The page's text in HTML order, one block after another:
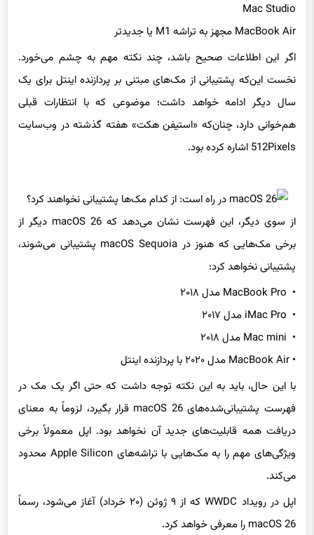
Mac Studio
MacBook Air مجهز به تراشه M1 یا جدیدتر
اگر این اطلاعات صحیح باشد، چند نکته مهم به چشم می‌خورد.
نخست این‌که پشتیبانی از مک‌های مبتنی بر پردازنده اینتل برای یک
سال دیگر ادامه خواهد داشت؛ موضوعی که با انتظارات قبلی
هم‌خوانی دارد، چنان‌که «استیفن هکت» هفته گذشته در وب‌سایت
512Pixels اشاره کرده بود.
از سوی دیگر، این فهرست نشان می‌دهد که macOS 26 دیگر از
برخی مک‌هایی که هنوز در macOS Sequoia پشتیبانی می‌شوند،
پشتیبانی نخواهد کرد:
• MacBook Pro مدل ۲۰۱۸
• iMac Pro مدل ۲۰۱۷
• Mac mini مدل ۲۰۱۸
• MacBook Air مدل ۲۰۲۰ با پردازنده اینتل
با این حال، باید به این نکته توجه داشت که حتی اگر یک مک در
فهرست پشتیبانی‌شده‌های macOS 26 قرار بگیرد، لزوماً به معنای
دریافت همه قابلیت‌های جدید آن نخواهد بود. اپل معمولاً برخی
ویژگی‌های مهم را به مک‌هایی با تراشه‌های Apple Silicon محدود
می‌کند.
اپل در رویداد WWDC که از ۹ ژوئن (۲۰ خرداد) آغاز می‌شود، رسماً
macOS 26 را معرفی خواهد کرد.